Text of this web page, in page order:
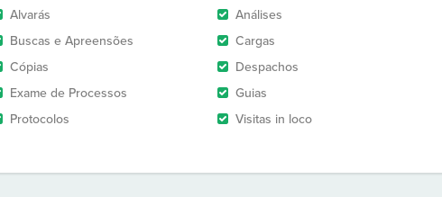
Alvarás
Análises
Buscas e Apreensões
Cargas
Cópias
Despachos
Exame de Processos
Guias
Protocolos Visitas in loco